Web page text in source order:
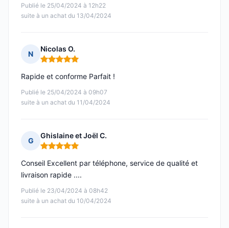
Publié le 25/04/2024 à 12h22
suite à un achat du 13/04/2024
N
Nicolas O.
Note : 5 sur 5
Publié le 25/04/2024 à 09h07
suite à un achat du 11/04/2024
Rapide et conforme Parfait !
G
Ghislaine et Joël C.
Note : 5 sur 5
Publié le 23/04/2024 à 08h42
suite à un achat du 10/04/2024
Conseil Excellent par téléphone, service de qualité et
livraison rapide ....